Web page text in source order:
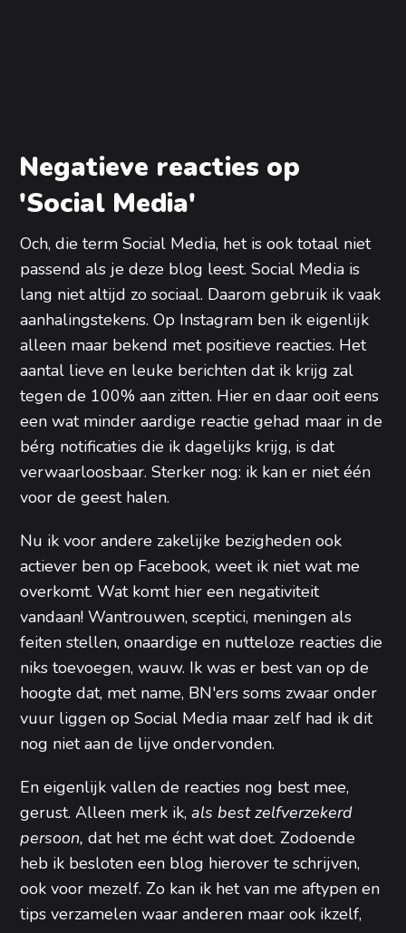
Negatieve reacties op
'Social Media'
Och, die term Social Media, het is ook totaal niet
passend als je deze blog leest. Social Media is
lang niet altijd zo sociaal. Daarom gebruik ik vaak
aanhalingstekens. Op Instagram ben ik eigenlijk
alleen maar bekend met positieve reacties. Het
aantal lieve en leuke berichten dat ik krijg zal
tegen de 100% aan zitten. Hier en daar ooit eens
een wat minder aardige reactie gehad maar in de
bérg notificaties die ik dagelijks krijg, is dat
verwaarloosbaar. Sterker nog: ik kan er niet één
voor de geest halen.
Nu ik voor andere zakelijke bezigheden ook
actiever ben op Facebook, weet ik niet wat me
overkomt. Wat komt hier een negativiteit
vandaan! Wantrouwen, sceptici, meningen als
feiten stellen, onaardige en nutteloze reacties die
niks toevoegen, wauw. Ik was er best van op de
hoogte dat, met name, BN'ers soms zwaar onder
vuur liggen op Social Media maar zelf had ik dit
nog niet aan de lijve ondervonden.
En eigenlijk vallen de reacties nog best mee,
gerust. Alleen merk ik,als best zelfverzekerd
persoon,dat het me écht wat doet. Zodoende
heb ik besloten een blog hierover te schrijven,
ook voor mezelf. Zo kan ik het van me aftypen en
tips verzamelen waar anderen maar ook ikzelf,